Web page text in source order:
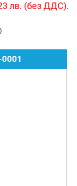
лв. (без ДДС).